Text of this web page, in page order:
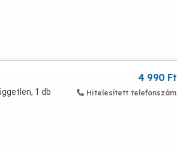
1 db
4 990 Ft
Hitelesített telefonszám